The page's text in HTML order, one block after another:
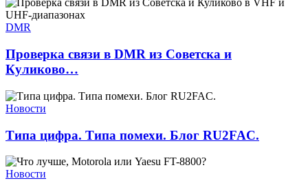
DMR
Проверка связи в DMR из Советска и
Куликово…
Новости
Типа цифра. Типа помехи. Блог RU2FAC.
Новости